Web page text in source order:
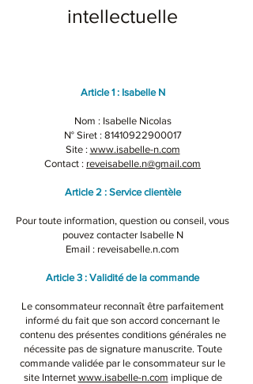
intellectuelle
Article 1 : Isabelle N
Nom : Isabelle Nicolas
N° Siret : 81410922900017
Site : www.isabelle-n.com
Contact : reveisabelle.n@gmail.com
Article 2 : Service clientèle​
Pour toute information, question ou conseil, vous
pouvez contacter Isabelle N
Email : reveisabelle.n.com
Article 3 : Validité de la commande
Le consommateur reconnaît être parfaitement
informé du fait que son accord concernant le
contenu des présentes conditions générales ne
nécessite pas de signature manuscrite. Toute
commande validée par le consommateur sur le
site Internet www.isabelle-n.com implique de